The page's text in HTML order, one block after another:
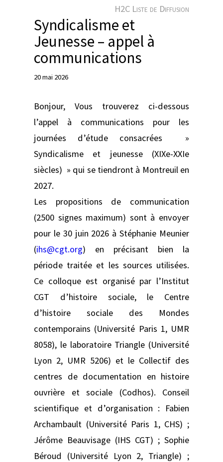
H2C Liste de Diffusion
Syndicalisme et
Jeunesse – appel à
communications
20 mai 2026
Bonjour, Vous trouverez ci-dessous
l’appel à communications pour les
journées d’étude consacrées »
Syndicalisme et jeunesse (XIXe-XXIe
siècles) » qui se tiendront à Montreuil en
2027.
Les propositions de communication
(2500 signes maximum) sont à envoyer
pour le 30 juin 2026 à Stéphanie Meunier
(ihs@cgt.org) en précisant bien la
période traitée et les sources utilisées.
Ce colloque est organisé par l’Institut
CGT d’histoire sociale, le Centre
d’histoire sociale des Mondes
contemporains (Université Paris 1, UMR
8058), le laboratoire Triangle (Université
Lyon 2, UMR 5206) et le Collectif des
centres de documentation en histoire
ouvrière et sociale (Codhos). Conseil
scientifique et d’organisation : Fabien
Archambault (Université Paris 1, CHS) ;
Jérôme Beauvisage (IHS CGT) ; Sophie
Béroud (Université Lyon 2, Triangle) ;